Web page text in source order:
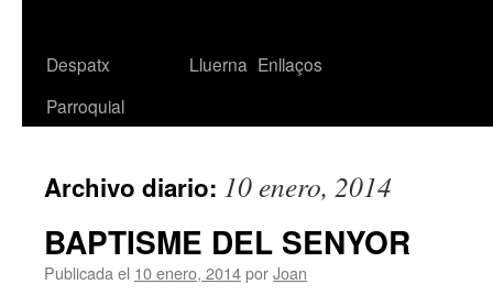
Despatx
Parroquial
Lluerna Enllaços
Archivo diario: 10 enero, 2014
BAPTISME DEL SENYOR
Publicada el 10 enero, 2014porJoan